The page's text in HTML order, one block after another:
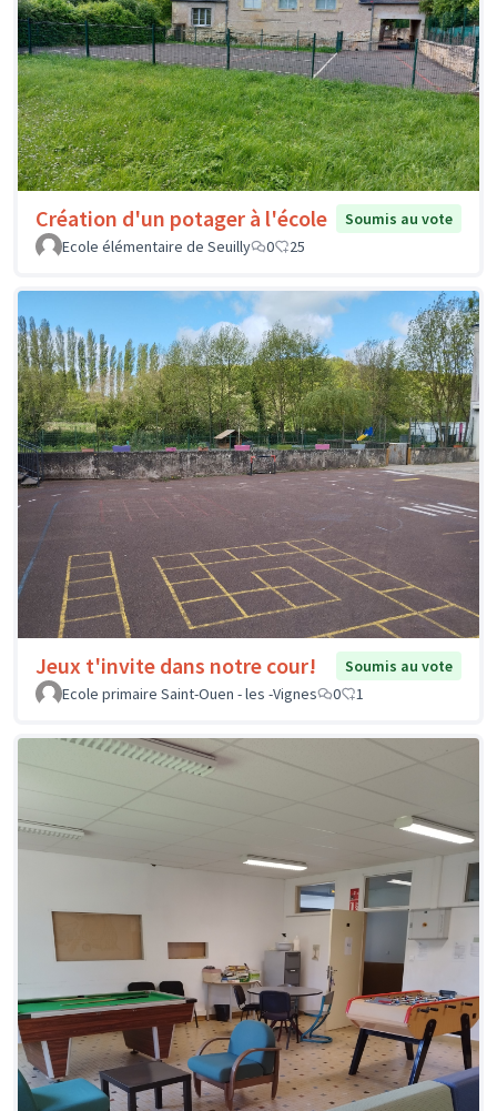
Création d'un potager à l'école
Soumis au vote
Ecole élémentaire de Seuilly
0 25
Jeux t'invite dans notre cour!
Soumis au vote
Ecole primaire Saint-Ouen - les -Vignes
0 1